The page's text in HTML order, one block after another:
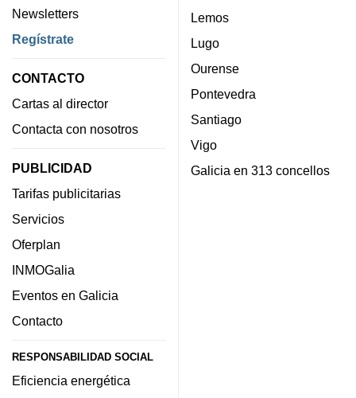
Newsletters
Regístrate
CONTACTO
Cartas al director
Contacta con nosotros
PUBLICIDAD
Tarifas publicitarias
Servicios
Oferplan
INMOGalia
Eventos en Galicia
Contacto
RESPONSABILIDAD SOCIAL
Eficiencia energética
Lemos
Lugo
Ourense
Pontevedra
Santiago
Vigo
Galicia en 313 concellos